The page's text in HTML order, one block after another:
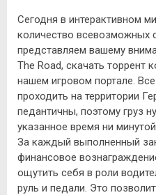
Сегодня в интерактивном
количество всевозможных
представляем вашему
The Road, скачать торрент
нашем игровом портале.
проходить на территории
педантичны, поэтому груз
указанное время ни
За каждый выполненный
финансовое
ощутить себя в роли
руль и педали. Это